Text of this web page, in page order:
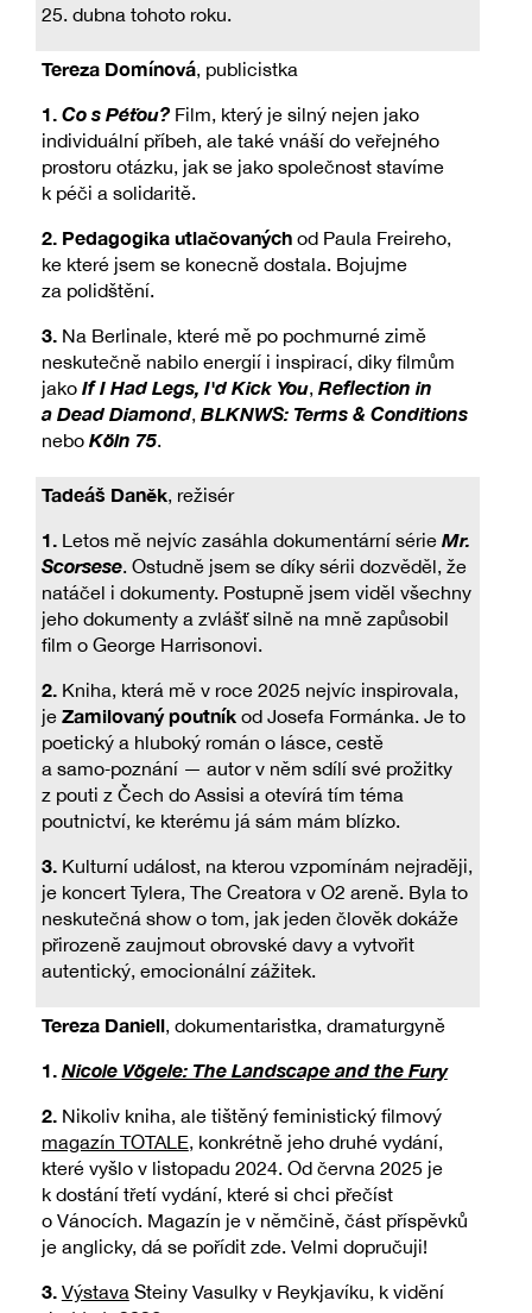
25. dubna tohoto roku.
Tereza Domínová, publicistka
1. Co s Péťou?Film, který je silný nejen jako
individuální příbeh, ale také vnáší do veřejného
prostoru otázku, jak se jako společnost stavíme
k péči a solidaritě.
2. Pedagogika utlačovaných od Paula Freireho,
ke které jsem se konecně dostala. Bojujme
za polidštění.
3. Na Berlinale, které mě po pochmurné zimě
neskutečně nabilo energií i inspirací, diky filmům
jako If I Had Legs, I'd Kick You, Reflection in
a Dead Diamond, BLKNWS: Terms & Conditions
nebo Köln 75.
Tadeáš Daněk, režisér
1. Letos mě nejvíc zasáhla dokumentární série Mr.
Scorsese. Ostudně jsem se díky sérii dozvěděl, že
natáčel i dokumenty. Postupně jsem viděl všechny
jeho dokumenty a zvlášť silně na mně zapůsobil
film o George Harrisonovi.
2. Kniha, která mě v roce 2025 nejvíc inspirovala,
je Zamilovaný poutníkod Josefa Formánka. Je to
poetický a hluboký román o lásce, cestě
a samo‑poznání — autor v něm sdílí své prožitky
z pouti z Čech do Assisi a otevírá tím téma
poutnictví, ke kterému já sám mám blízko.
3. Kulturní událost, na kterou vzpomínám nejraději,
je koncert Tylera, The Creatora v O2 areně. Byla to
neskutečná show o tom, jak jeden člověk dokáže
přirozeně zaujmout obrovské davy a vytvořit
autentický, emocionální zážitek.
Tereza Daniell, dokumentaristka, dramaturgyně
1. Nicole Vögele: The Landscape and the Fury
2. Nikoliv kniha, ale tištěný feministický filmový
magazín TOTALE, konkrétně jeho druhé vydání,
které vyšlo v listopadu 2024. Od června 2025 je
k dostání třetí vydání, které si chci přečíst
o Vánocích. Magazín je v němčině, část příspěvků
je anglicky, dá se pořídit zde. Velmi dopručuji!
3. Výstava Steiny Vasulky v Reykjavíku, k vidění